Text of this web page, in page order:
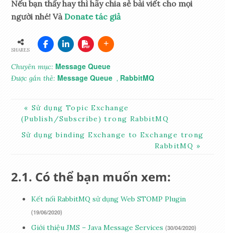
Nếu bạn thấy hay thì hãy chia sẻ bài viết cho mọi
người nhé! Và Donate tác giả
SHARES
Chuyên mục: Message Queue
Được gắn thẻ:Message Queue , RabbitMQ
Sử dụng Topic Exchange
(Publish/Subscribe) trong RabbitMQ
Sử dụng binding Exchange to Exchange trong
RabbitMQ
Có thể bạn muốn xem:
Kết nối RabbitMQ sử dụng Web STOMP Plugin
(19/06/2020)
Giới thiệu JMS – Java Message Services (30/04/2020)